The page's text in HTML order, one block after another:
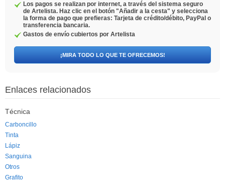
Los pagos se realizan por internet, a través del sistema seguro
de Artelista. Haz clic en el botón "Añadir a la cesta" y selecciona
la forma de pago que prefieras: Tarjeta de crédito/débito, PayPal o
transferencia bancaria.
Gastos de envío cubiertos por Artelista
¡MIRA TODO LO QUE TE OFRECEMOS!
Enlaces relacionados
Técnica
Carboncillo
Tinta
Lápiz
Sanguina
Otros
Grafito